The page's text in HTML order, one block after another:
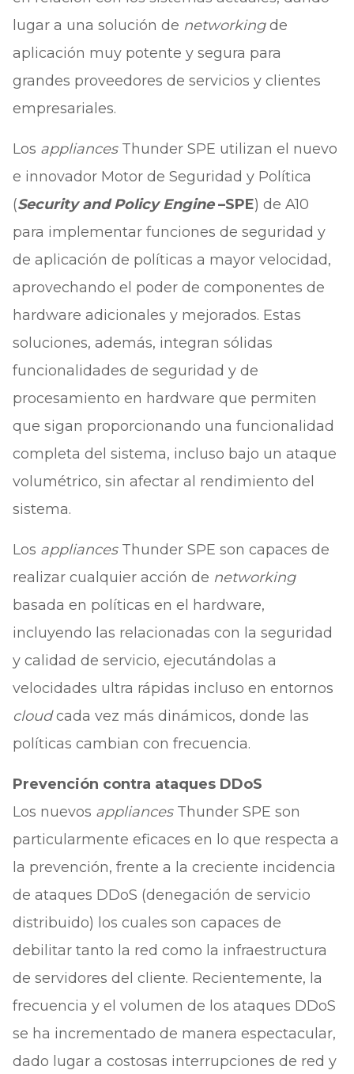
lugar a una solución de networkingde
aplicación muy potente y segura para
grandes proveedores de servicios y clientes
empresariales.
Los appliancesThunder SPE utilizan el nuevo
e innovador Motor de Seguridad y Política
(Security and Policy Engine–SPE) de A10
para implementar funciones de seguridad y
de aplicación de políticas a mayor velocidad,
aprovechando el poder de componentes de
hardware adicionales y mejorados. Estas
soluciones, además, integran sólidas
funcionalidades de seguridad y de
procesamiento en hardware que permiten
que sigan proporcionando una funcionalidad
completa del sistema, incluso bajo un ataque
volumétrico, sin afectar al rendimiento del
sistema.
Los appliancesThunder SPE son capaces de
realizar cualquier acción de networking
basada en políticas en el hardware,
incluyendo las relacionadas con la seguridad
y calidad de servicio, ejecutándolas a
velocidades ultra rápidas incluso en entornos
cloudcada vez más dinámicos, donde las
políticas cambian con frecuencia.
Prevención contra ataques DDoS
Los nuevos appliancesThunder SPE son
particularmente eficaces en lo que respecta a
la prevención, frente a la creciente incidencia
de ataques DDoS (denegación de servicio
distribuido) los cuales son capaces de
debilitar tanto la red como la infraestructura
de servidores del cliente. Recientemente, la
frecuencia y el volumen de los ataques DDoS
se ha incrementado de manera espectacular,
dado lugar a costosas interrupciones de red y